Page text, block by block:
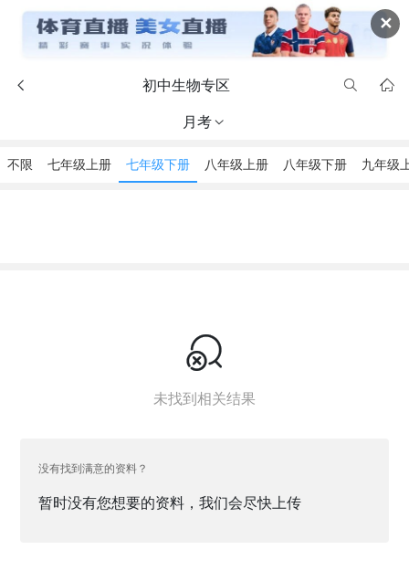
✕
 初中生物专区  
月考
不限 七年级上册 七年级下册 八年级上册 八年级下册 九年级

未找到相关结果
没有找到满意的资料？
暂时没有您想要的资料，我们会尽快上传